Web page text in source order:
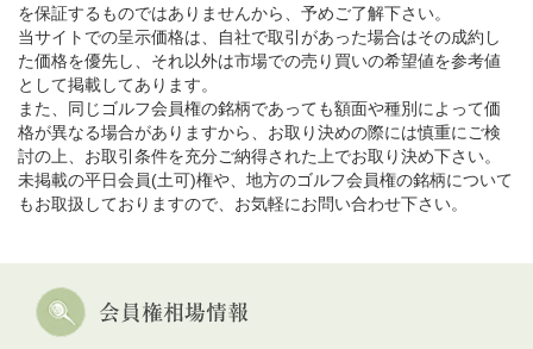
を保証するものではありませんから、予めご了解下さい。
当サイトでの呈示価格は、自社で取引があった場合はその成約し
た価格を優先し、それ以外は市場での売り買いの希望値を参考値
として掲載してあります。
また、同じゴルフ会員権の銘柄であっても額面や種別によって価
格が異なる場合がありますから、お取り決めの際には慎重にご検
討の上、お取引条件を充分ご納得された上でお取り決め下さい。
未掲載の平日会員(土可)権や、地方のゴルフ会員権の銘柄について
もお取扱しておりますので、お気軽にお問い合わせ下さい。